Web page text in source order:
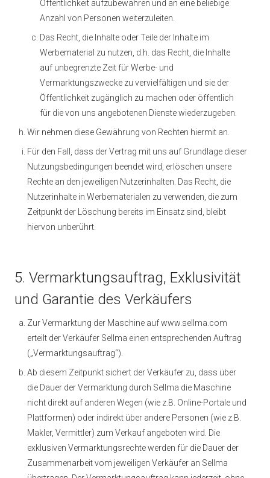
Öffentlichkeit aufzubewahren und an eine beliebige
Anzahl von Personen weiterzuleiten.
Das Recht, die Inhalte oder Teile der Inhalte im
Werbematerial zu nutzen, d.h. das Recht, die Inhalte
auf unbegrenzte Zeit für Werbe- und
Vermarktungszwecke zu vervielfältigen und sie der
Öffentlichkeit zugänglich zu machen oder öffentlich
für die von uns angebotenen Dienste wiederzugeben.
Wir nehmen diese Gewährung von Rechten hiermit an.
Für den Fall, dass der Vertrag mit uns auf Grundlage dieser
Nutzungsbedingungen beendet wird, erlöschen unsere
Rechte an den jeweiligen Nutzerinhalten. Das Recht, die
Nutzerinhalte in Werbematerialen zu verwenden, die zum
Zeitpunkt der Löschung bereits im Einsatz sind, bleibt
hiervon unberührt.
5. Vermarktungsauftrag, Exklusivität
und Garantie des Verkäufers
Zur Vermarktung der Maschine auf www.sellma.com
erteilt der Verkäufer Sellma einen entsprechenden Auftrag
(„Vermarktungsauftrag“).
Ab diesem Zeitpunkt sichert der Verkäufer zu, dass über
die Dauer der Vermarktung durch Sellma die Maschine
nicht direkt auf anderen Wegen (wie z.B. Online-Portale und
Plattformen) oder indirekt über andere Personen (wie z.B.
Makler, Vermittler) zum Verkauf angeboten wird. Die
exklusiven Vermarktungsrechte werden für die Dauer der
Zusammenarbeit vom jeweiligen Verkäufer an Sellma